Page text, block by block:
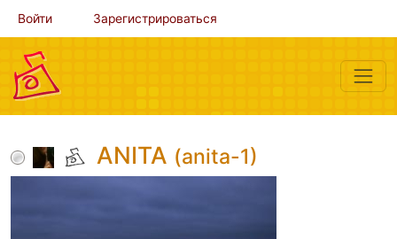
Войти Зарегистрироваться
ANITA (anita-1)